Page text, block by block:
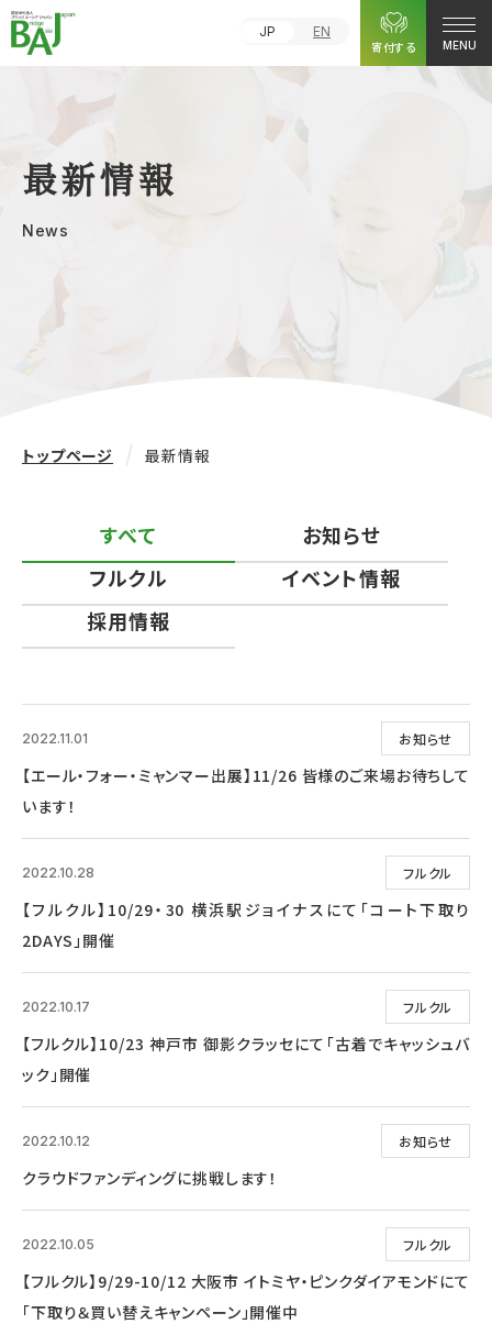
JP
EN
寄付する
MENU
最新情報
News
トップページ 最新情報
すべて
お知らせ
フルクル
イベント情報
採用情報
お知らせ
2022.11.01
【エール・フォー・ミャンマー出展】11/26 皆様のご来場お待ちして
います！
フルクル
2022.10.28
【フルクル】10/29・30 横浜駅ジョイナスにて「コート下取り
2DAYS」開催
フルクル
2022.10.17
【フルクル】10/23 神戸市 御影クラッセにて「古着でキャッシュバ
ック」開催
お知らせ
2022.10.12
クラウドファンディングに挑戦します！
フルクル
2022.10.05
【フルクル】9/29-10/12 大阪市 イトミヤ・ピンクダイアモンドにて
「下取り＆買い替えキャンペーン」開催中